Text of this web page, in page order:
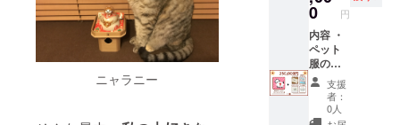
ニャラニー
多くの
種類に
対応し
たペッ
ト服を
作って
いきま
す。そ
y&Dia
のペッ
ト服第
一弾
「とび
だす！
Nyaran
y&Dia
」先行
0 円
内容 ・
ペット
服のデ
ザイン
・とび
だす！
Nyaran
支援
者：
0人